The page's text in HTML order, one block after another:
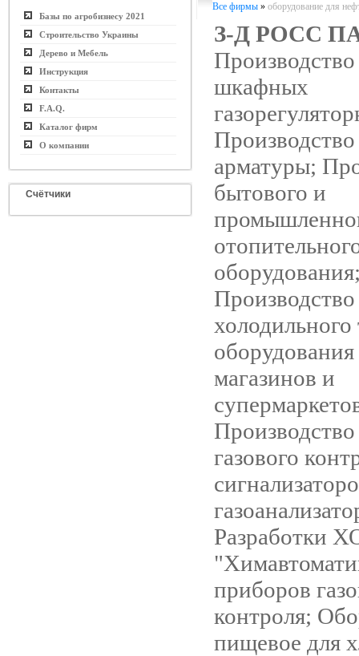
Базы по агробизнесу 2021
Строительство Украины
Дерево и Мебель
Инструкция
Контакты
F.A.Q.
Каталог фирм
О компании
Счётчики
Все фирмы » оборудование для
З-Д РОСС
шкафных
Производство
арматуры;
бытового и
Производство
холодильного
оборудования
магазинов и
газового
Разработки
приборов
контроля;
пищевое для